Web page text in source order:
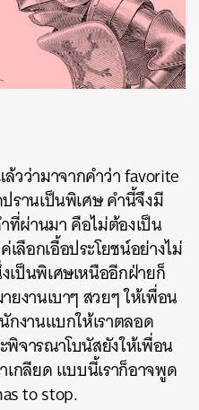
ว่ามาจากคำว่า favorite
รานเป็นพิเศษ คำนี้จึงมี
ที่ผ่านมา คือไม่ต้องเป็น
อกเอื้อประโยชน์อย่างไม่
เป็นพิเศษเหนืออีกฝ่ายก็
งานเบาๆ สวยๆ ให้เพื่อน
กงานแบกให้เราตลอด
พิจารณาโบนัสยังให้เพื่อน
เกลียด แบบนี้เราก็อาจพูด
to stop.